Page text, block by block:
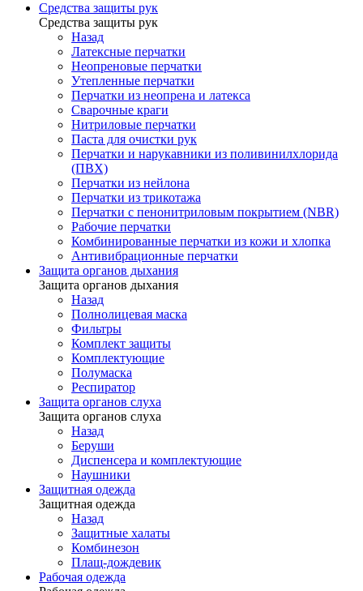
Средства защиты рук
Средства защиты рук
Назад
Латексные перчатки
Неопреновые перчатки
Утепленные перчатки
Перчатки из неопрена и латекса
Сварочные краги
Нитриловые перчатки
Паста для очистки рук
Перчатки и нарукавники из поливинилхлорида
(ПВХ)
Перчатки из нейлона
Перчатки из трикотажа
Перчатки с пенонитриловым покрытием (NBR)
Рабочие перчатки
Комбинированные перчатки из кожи и хлопка
Антивибрационные перчатки
Защита органов дыхания
Защита органов дыхания
Назад
Полнолицевая маска
Фильтры
Комплект защиты
Комплектующие
Полумаска
Респиратор
Защита органов слуха
Защита органов слуха
Назад
Беруши
Диспенсера и комплектующие
Наушники
Защитная одежда
Защитная одежда
Назад
Защитные халаты
Комбинезон
Плащ-дождевик
Рабочая одежда